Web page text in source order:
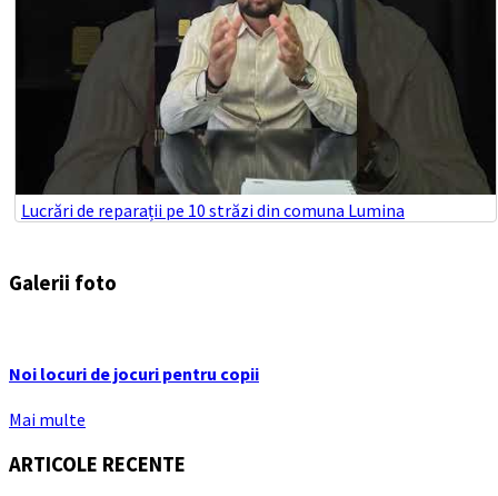
Lucrări de reparații pe 10 străzi din comuna Lumina
Galerii foto
Noi locuri de jocuri pentru copii
Mai multe
ARTICOLE RECENTE